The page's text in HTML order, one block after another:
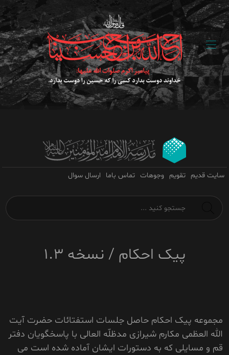
سایت قدیم تقویم وجوهات تماس باما ارسال سوال
پیک احکام / نسخه 1.3
مجموعه پیک احکام حاصل جلسات استفتائات حضرت آیت
الله العظمی مکارم شیرازی مدظلّه العالی با پاسخگویان دفتر
قم و مسایلی که به دستورات ایشان آماده شده است می